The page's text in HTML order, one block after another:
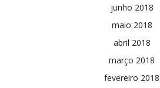
junho 2018
maio 2018
abril 2018
março 2018
fevereiro 2018